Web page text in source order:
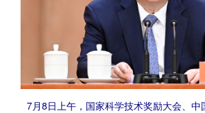
7月8日上午，国家科学技术奖励大会、中